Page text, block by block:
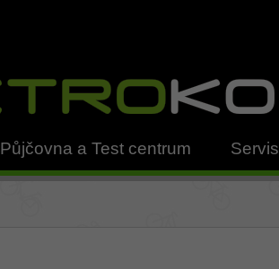
Půjčovna a Test centrum Servis